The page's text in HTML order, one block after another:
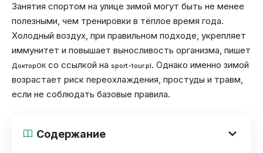
Занятия спортом на улице зимой могут быть не менее
полезными, чем тренировки в тёплое время года.
Холодный воздух, при правильном подходе, укрепляет
иммунитет и повышает выносливость организма, пишет
ДокторОК со ссылкой на sport-tour.pl. Однако именно зимой
возрастает риск переохлаждения, простуды и травм,
если не соблюдать базовые правила.
Содержание